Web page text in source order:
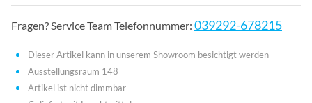
Fragen? Service Team Telefonnummer: 039292-678215
Dieser Artikel kann in unserem Showroom besichtigt werden
Ausstellungsraum 148
Artikel ist nicht dimmbar